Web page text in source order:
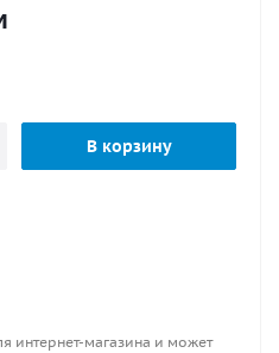
В корзину
интернет-магазина и может